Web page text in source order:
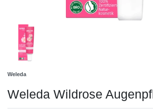
Weleda
Weleda Wildrose